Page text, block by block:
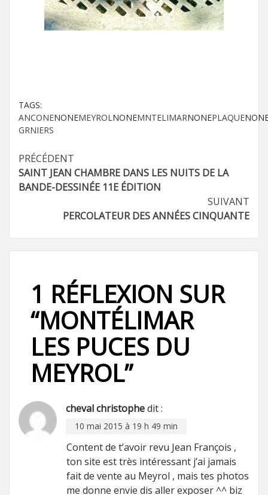
TAGS:
ANCONENONEMEYROL NONEMNTELIMARNONEPLAQUE
GRNIERS
Navigation
d’article
PRÉCÉDENT
SAINT JEAN CHAMBRE DANS LES NUITS DE LA
BANDE-DESSINÉE 11E ÉDITION
SUIVANT
PERCOLATEUR DES ANNÉES CINQUANTE
1 RÉFLEXION SUR
“MONTÉLIMAR
LES PUCES DU
MEYROL”
cheval christophedit :
10 mai 2015 à 19 h 49 min
Content de t’avoir revu Jean François ,
ton site est très intéressant j’ai jamais
fait de vente au Meyrol , mais tes photos
me donne envie dis aller exposer ^^ biz